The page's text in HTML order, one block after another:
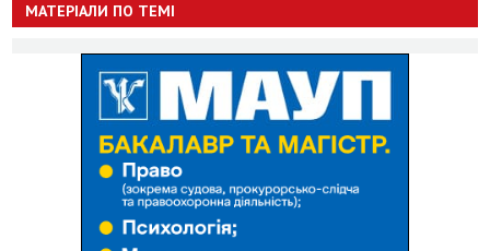
МАТЕРІАЛИ ПО ТЕМІ